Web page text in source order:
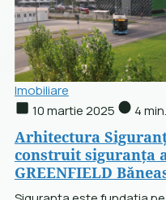
Imobiliare
10 martie 2025
4 min.
Arhitectura
construit siguranța
GREENFIELD